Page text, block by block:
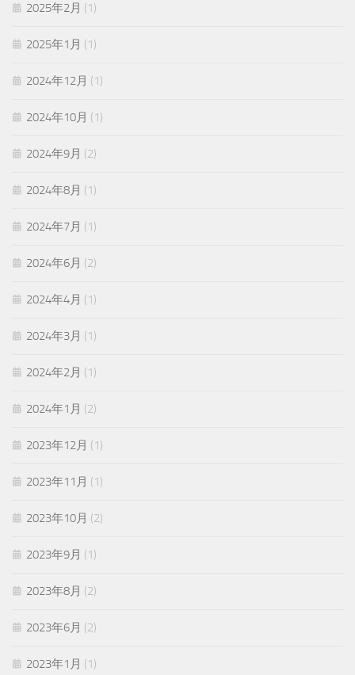
2025年2月 (1)
2025年1月 (1)
2024年12月 (1)
2024年10月 (1)
2024年9月 (2)
2024年8月 (1)
2024年7月 (1)
2024年6月 (2)
2024年4月 (1)
2024年3月 (1)
2024年2月 (1)
2024年1月 (2)
2023年12月 (1)
2023年11月 (1)
2023年10月 (2)
2023年9月 (1)
2023年8月 (2)
2023年6月 (2)
2023年1月 (1)